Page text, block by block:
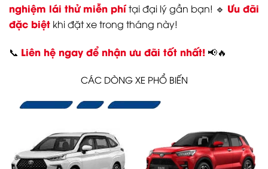
nghiệm lái thử miễn phítại đại lý gần bạn! 🔹 Ưu đãi
đặc biệt khi đặt xe trong tháng này!
📞 Liên hệ ngay để nhận ưu đãi tốt nhất! 📢🔥
CÁC DÒNG XE PHỔ BIẾN